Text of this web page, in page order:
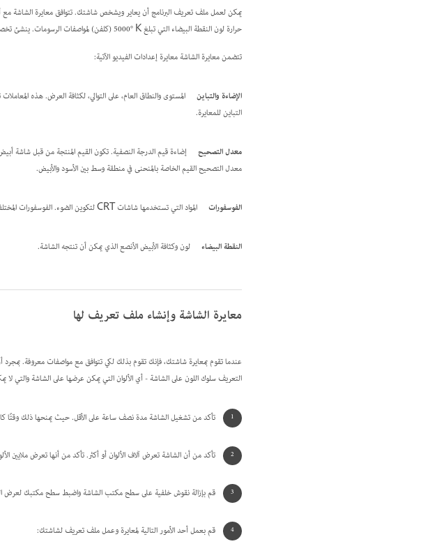
يمكن لعمل ملف تعريف البرنامج أن يعاير ويشخص شاشتك. تتوافق معايرة الشاشة مع
حرارة لون النقطة البيضاء التي تبلغ 5000‎° K (كلفن) لمواصفات الرسومات. ينشئ تخصيص الشاشة ملف تعريف يصف كيفية إنتاج الشاشة للون في الوقت الحالي.
تتضمن معايرة الشاشة معايرة إعدادات الفيديو الآتية:
الإضاءة والتباين
المستوى والنطاق العام، على التوالي، لكثافة العرض. هذه
التباين للمعايرة.
معدل التصحيح
إضاءة قيم الدرجة النصفية. تكون القيم المنتجة من قبل شاشة
معدل التصحيح القيم الخاصة بالمنحنى في منطقة وسط بين الأسود والأبيض.
الفوسفورات المواد التي تستخدمها شاشات CRT لتكوين الضوء. الفوسفورات المختلفة لها خصائص لونية مختلفة.
النقطة البيضاء لون وكثافة الأبيض الأنصع الذي يمكن أن تنتجه الشاشة.
معايرة الشاشة وإنشاء ملف تعريف لها
عندما تقوم بمعايرة شاشتك، فإنك تقوم بذلك لكي تتوافق مع مواصفات معروفة.
التعريف سلوك اللون على الشاشة - أي الألوان التي يمكن عرضها على الشاشة والتي
تأكد من تشغيل الشاشة مدة نصف ساعة على الأقل. حيث يمنحها ذلك وقتًا
تأكد من أن الشاشة تعرض آلاف الألوان أو أكثر. تأكد من أنها تعرض ملايين الألوان أو 24 بت أو أعلى
قم بإزالة نقوش خلفية على سطح مكتب الشاشة واضبط سطح مكتبك لعرض
قم بعمل أحد الأمور التالية لمعايرة وعمل ملف تعريف لشاشتك: